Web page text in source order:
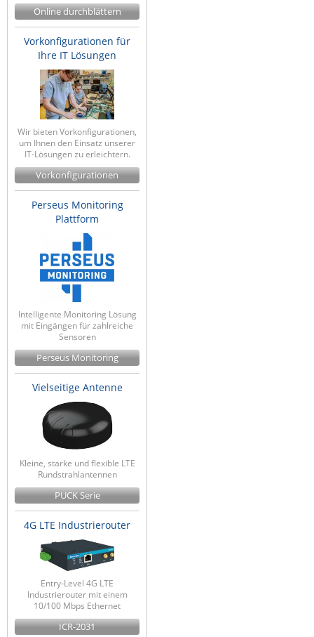
Online durchblättern
Vorkonfigurationen für
Ihre IT Lösungen
Wir bieten Vorkonfigurationen,
um Ihnen den Einsatz unserer
IT-Lösungen zu erleichtern.
Vorkonfigurationen
Perseus Monitoring
Plattform
Intelligente Monitoring Lösung
mit Eingängen für zahlreiche
Sensoren
Perseus Monitoring
Vielseitige Antenne
Kleine, starke und flexible LTE
Rundstrahlantennen
PUCK Serie
4G LTE Industrierouter
Entry-Level 4G LTE
Industrierouter mit einem
10/100 Mbps Ethernet
ICR-2031